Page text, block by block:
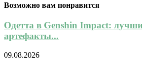
Возможно вам понравится
Одетта в Genshin Impact:
артефакты...
09.08.2026